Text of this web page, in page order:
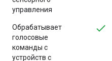
управления
Обрабатывает
голосовые
команды с
устройств с